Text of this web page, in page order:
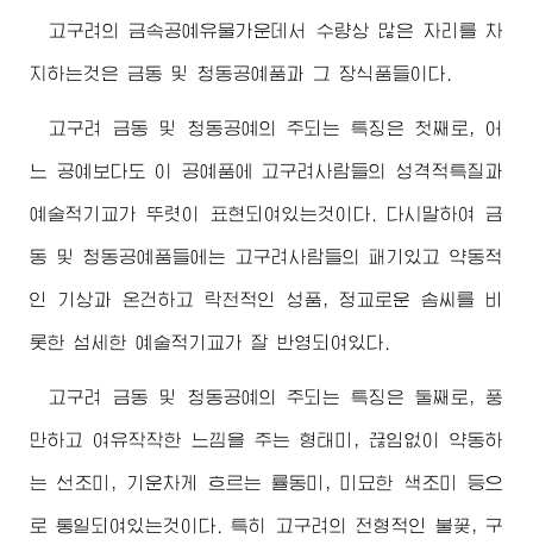
고구려의 금속공예유물가운데서 수량상 많은 자리를 차
지하는것은 금동 및 청동공예품과 그 장식품들이다.
고구려 금동 및 청동공예의 주되는 특징은 첫째로, 어
느 공예보다도 이 공예품에 고구려사람들의 성격적특질과
예술적기교가 뚜렷이 표현되여있는것이다. 다시말하여 금
동 및 청동공예품들에는 고구려사람들의 패기있고 약동적
인 기상과 온건하고 락천적인 성품, 정교로운 솜씨를 비
롯한 섬세한 예술적기교가 잘 반영되여있다.
고구려 금동 및 청동공예의 주되는 특징은 둘째로, 풍
만하고 여유작작한 느낌을 주는 형태미, 끊임없이 약동하
는 선조미, 기운차게 흐르는 률동미, 미묘한 색조미 등으
로 통일되여있는것이다. 특히 고구려의 전형적인 불꽃, 구